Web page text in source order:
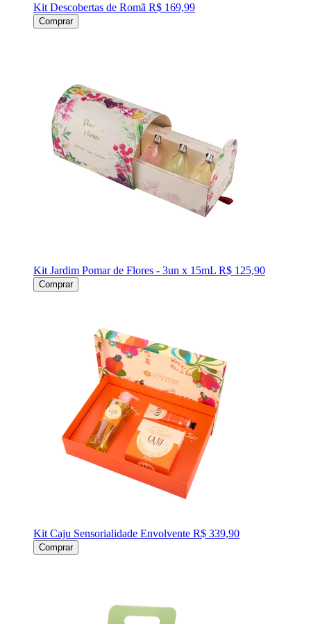
Kit Descobertas de Romã R$ 169,99
Comprar
Kit Jardim Pomar de Flores - 3un x 15mL R$ 125,90
Comprar
Kit Caju Sensorialidade Envolvente R$ 339,90
Comprar